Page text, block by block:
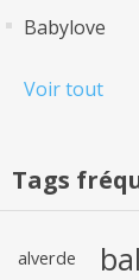
Babylove
Voir tout
Tags
alverde